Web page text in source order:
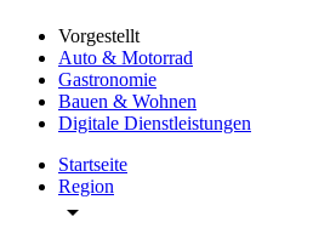
Vorgestellt
Auto & Motorrad
Gastronomie
Bauen & Wohnen
Digitale Dienstleistungen
Startseite
Region
arrow_drop_down